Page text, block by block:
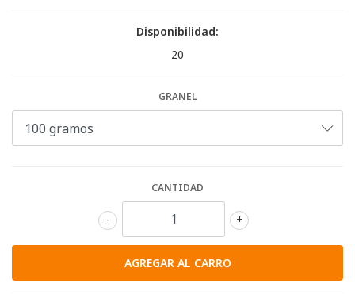
Disponibilidad:
20
GRANEL
CANTIDAD
+
-